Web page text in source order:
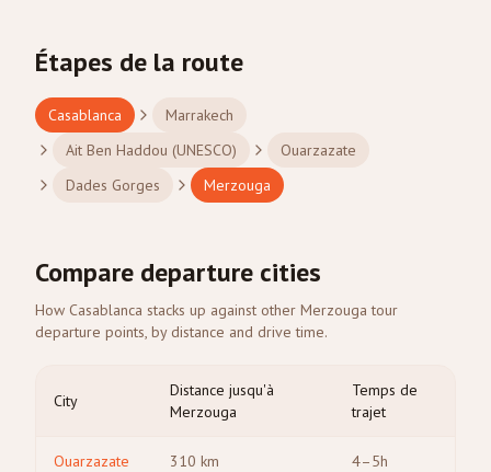
Étapes de la route
Casablanca
Marrakech
Ait Ben Haddou (UNESCO)
Ouarzazate
Dades Gorges
Merzouga
Compare departure cities
How Casablanca stacks up against other Merzouga tour
departure points, by distance and drive time.
City
Distance jusqu'à
Merzouga
Temps de
trajet
Ouarzazate 310 km 4–5h